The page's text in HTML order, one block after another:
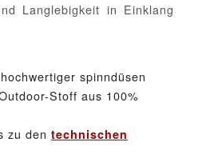
Langlebigkeit in Einklang
spinndüsen
Stoff aus 100%
zu den technischen